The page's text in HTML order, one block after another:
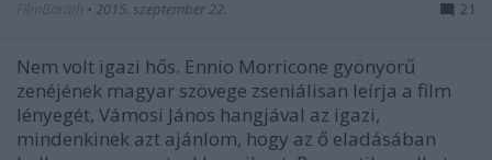
• 2015. szeptember 22. 21
Nem volt igazi hős. Ennio Morricone gyönyörű
zenéjének magyar szövege zseniálisan leírja a film
lényegét, Vámosi János hangjával az igazi,
mindenkinek azt ajánlom, hogy az ő eladásában